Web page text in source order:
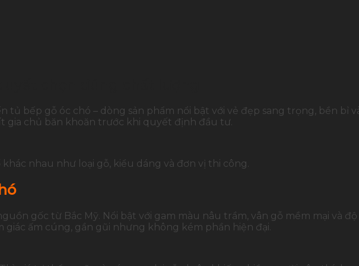
chọn đúng chất lượng
tủ bếp gỗ óc chó – dòng sản phẩm nổi bật với vẻ đẹp sang trọng, bền bỉ
gia chủ băn khoăn trước khi quyết định đầu tư.
nhau như loại gỗ, kiểu dáng và đơn vị thi công.
gốc từ Bắc Mỹ. Nổi bật với gam màu nâu trầm, vân gỗ mềm mại và
ấm cúng, gần gũi nhưng không kém phần hiện đại.